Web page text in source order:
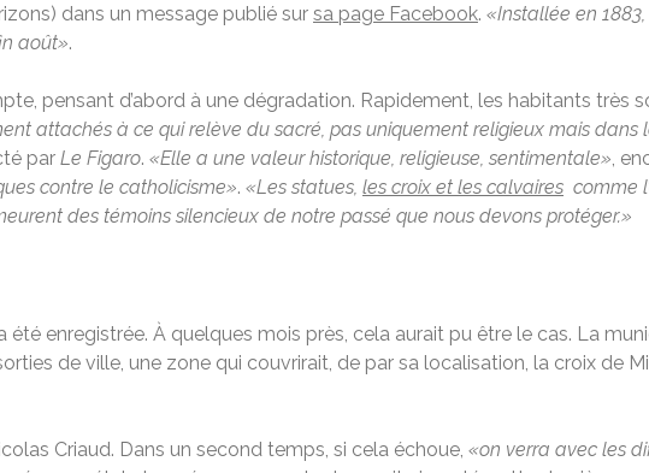
dans un message publié sur sa page Facebook. «Installée en
août».
pensant d’abord à une dégradation. Rapidement, les habitants très
attachés à ce qui relève du sacré, pas uniquement religieux mais dans
par Le Figaro. «Elle a une valeur historique, religieuse, sentimentale»,
contre le catholicisme». «Les statues, les croix et les calvaires comme
des témoins silencieux de notre passé que nous devons protéger.»
été enregistrée. À quelques mois près, cela aurait pu être le cas. La
de ville, une zone qui couvrirait, de par sa localisation, la croix de
Criaud. Dans un second temps, si cela échoue, «on verra avec les